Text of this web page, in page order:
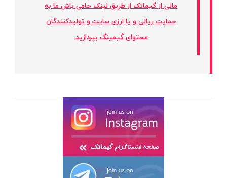
مالی از گیماتک از طریق لینک حامی باش ما به
حمایت ریالی و یا ارزی سایت و تولیدکنندگان
محتوای گیمینگ بپردازید.